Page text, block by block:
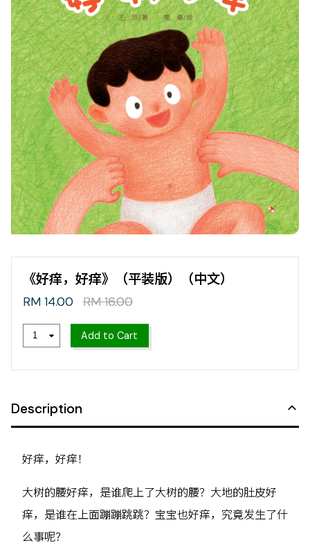
《好痒，好痒》（平装版）（中文）
RM 14.00 RM 16.00
Add to Cart
Description
好痒，好痒！
大树的腰好痒，是谁爬上了大树的腰？大地的肚皮好
痒，是谁在上面蹦蹦跳跳？宝宝也好痒，究竟发生了什
么事呢？